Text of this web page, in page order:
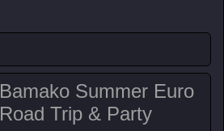
Bamako Summer Euro
Road Trip & Party